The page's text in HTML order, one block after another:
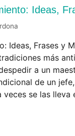
Ideas,
Ideas, Frases y
más
a un
de un
veces se las lleva